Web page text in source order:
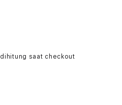
dihitung saat checkout